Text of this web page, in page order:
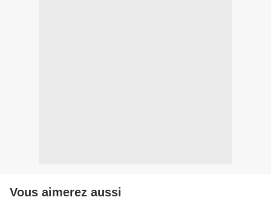
Vous aimerez aussi